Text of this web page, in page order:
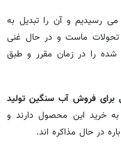
رسیدیم و آن را تبدیل به
ماست و در حال غنی
شده را در زمان مقرر و طبق
برای فروش آب سنگین تولید
به خرید این محصول دارند و
در حال مذاکره اند.